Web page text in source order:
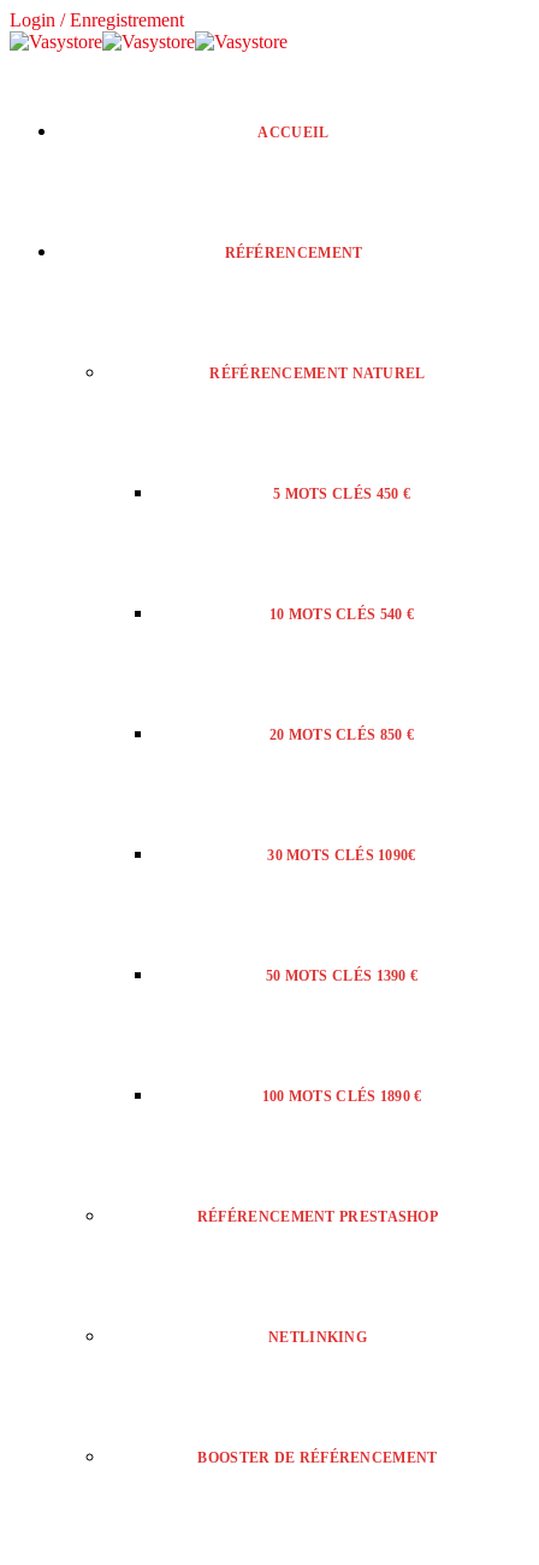
Login / Enregistrement
ACCUEIL
RÉFÉRENCEMENT
RÉFÉRENCEMENT NATUREL
5 MOTS CLÉS 450 €
10 MOTS CLÉS 540 €
20 MOTS CLÉS 850 €
30 MOTS CLÉS 1090€
50 MOTS CLÉS 1390 €
100 MOTS CLÉS 1890 €
RÉFÉRENCEMENT PRESTASHOP
NETLINKING
BOOSTER DE RÉFÉRENCEMENT